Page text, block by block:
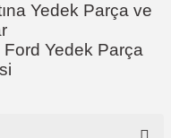
Yedek Parça ve
Yedek Parça